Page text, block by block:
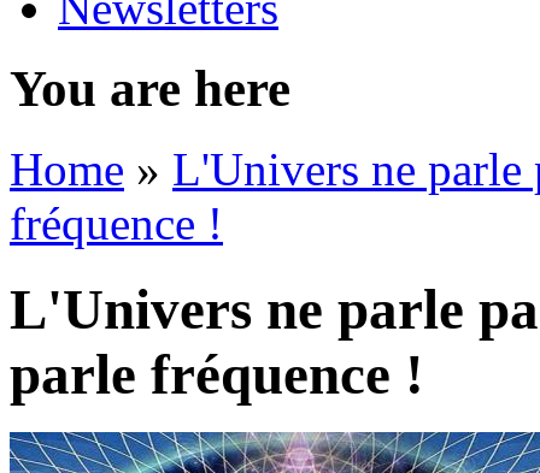
You are here
Home » L'Univers ne parle
fréquence !
L'Univers ne parle
parle fréquence !